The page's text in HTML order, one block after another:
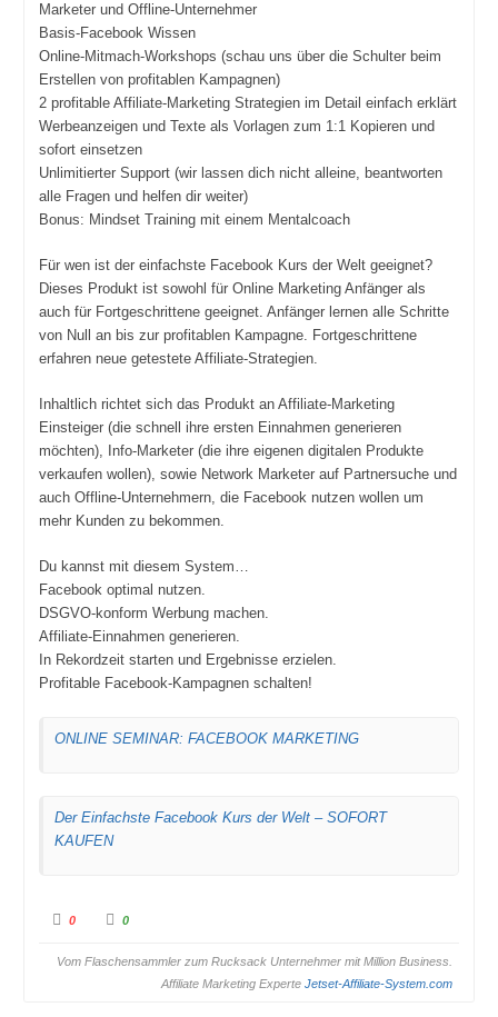
Marketer und Offline-Unternehmer
Basis-Facebook Wissen
Online-Mitmach-Workshops (schau uns über die Schulter beim
Erstellen von profitablen Kampagnen)
2 profitable Affiliate-Marketing Strategien im Detail einfach erklärt
Werbeanzeigen und Texte als Vorlagen zum 1:1 Kopieren und
sofort einsetzen
Unlimitierter Support (wir lassen dich nicht alleine, beantworten
alle Fragen und helfen dir weiter)
Bonus: Mindset Training mit einem Mentalcoach
Für wen ist der einfachste Facebook Kurs der Welt geeignet?
Dieses Produkt ist sowohl für Online Marketing Anfänger als
auch für Fortgeschrittene geeignet. Anfänger lernen alle Schritte
von Null an bis zur profitablen Kampagne. Fortgeschrittene
erfahren neue getestete Affiliate-Strategien.
Inhaltlich richtet sich das Produkt an Affiliate-Marketing
Einsteiger (die schnell ihre ersten Einnahmen generieren
möchten), Info-Marketer (die ihre eigenen digitalen Produkte
verkaufen wollen), sowie Network Marketer auf Partnersuche und
auch Offline-Unternehmern, die Facebook nutzen wollen um
mehr Kunden zu bekommen.
Du kannst mit diesem System…
Facebook optimal nutzen.
DSGVO-konform Werbung machen.
Affiliate-Einnahmen generieren.
In Rekordzeit starten und Ergebnisse erzielen.
Profitable Facebook-Kampagnen schalten!
ONLINE SEMINAR: FACEBOOK MARKETING
Der Einfachste Facebook Kurs der Welt – SOFORT
KAUFEN
A
l
0
A
l
0
Vom Flaschensammler zum Rucksack Unternehmer mit Million Business.
Affiliate Marketing ExperteJetset-Affiliate-System.com